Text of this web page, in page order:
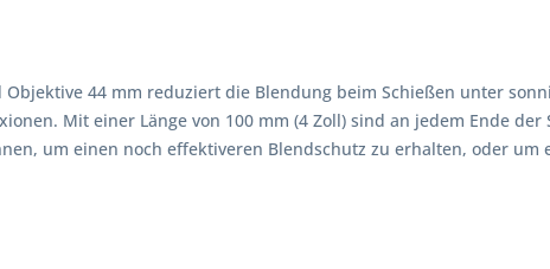
Objektive 44 mm reduziert die Blendung beim Schießen unter
Mit einer Länge von 100 mm (4 Zoll) sind an jedem Ende
um einen noch effektiveren Blendschutz zu erhalten, oder